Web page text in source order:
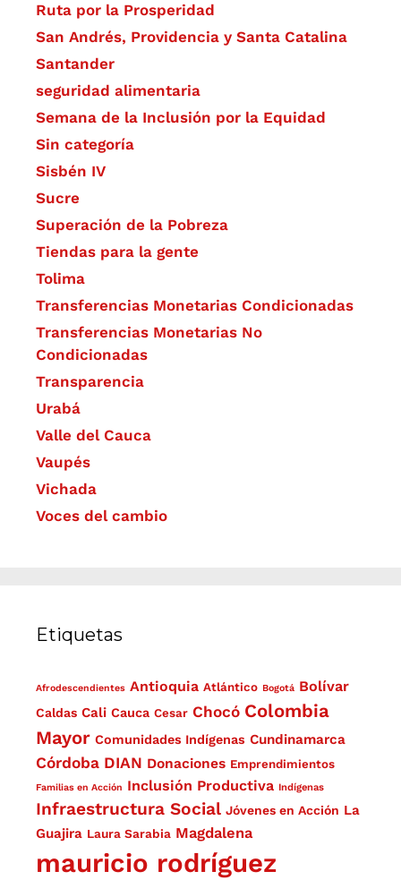
Ruta por la Prosperidad
San Andrés, Providencia y Santa Catalina
Santander
seguridad alimentaria
Semana de la Inclusión por la Equidad
Sin categoría
Sisbén IV
Sucre
Superación de la Pobreza
Tiendas para la gente
Tolima
Transferencias Monetarias Condicionadas
Transferencias Monetarias No
Condicionadas
Transparencia
Urabá
Valle del Cauca
Vaupés
Vichada
Voces del cambio
Etiquetas
Afrodescendientes Antioquia Atlántico Bogotá Bolívar
Caldas Cali Cauca Cesar Chocó Colombia
Mayor Comunidades Indígenas Cundinamarca
Córdoba DIAN Donaciones Emprendimientos
Familias en Acción Inclusión Productiva Indígenas
Infraestructura Social Jóvenes en Acción La
Guajira Laura Sarabia Magdalena
mauricio rodríguez